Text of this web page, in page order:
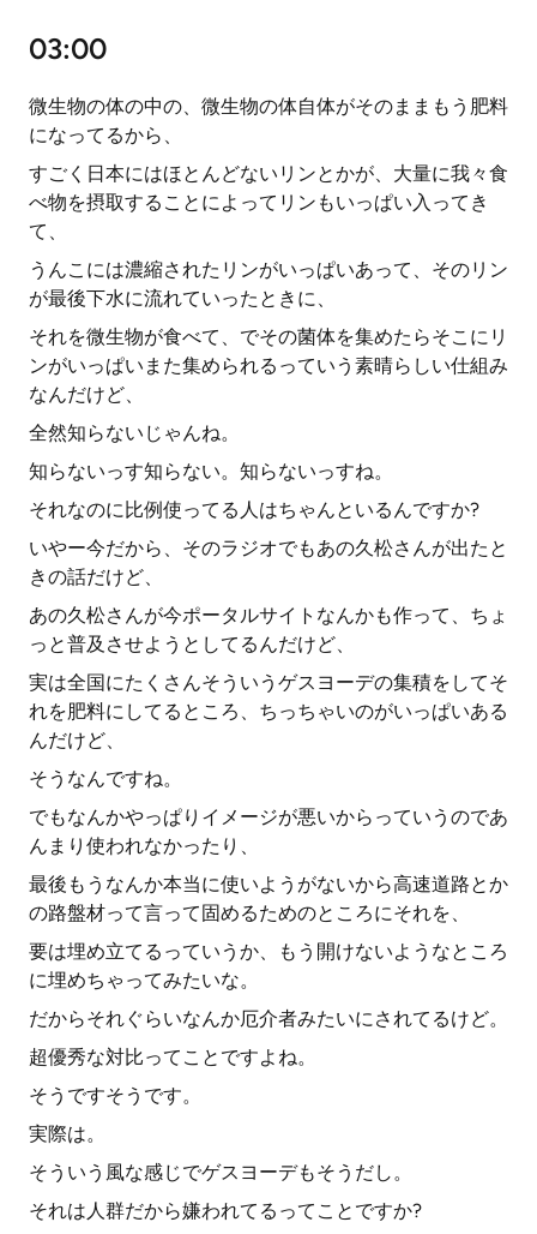
03:00
微生物の体の中の、微生物の体自体がそのままもう肥料
になってるから、
すごく日本にはほとんどないリンとかが、大量に我々食
べ物を摂取することによってリンもいっぱい入ってき
て、
うんこには濃縮されたリンがいっぱいあって、そのリン
が最後下水に流れていったときに、
それを微生物が食べて、でその菌体を集めたらそこにリ
ンがいっぱいまた集められるっていう素晴らしい仕組み
なんだけど、
全然知らないじゃんね。
知らないっす知らない。知らないっすね。
それなのに比例使ってる人はちゃんといるんですか?
いやー今だから、そのラジオでもあの久松さんが出たと
きの話だけど、
あの久松さんが今ポータルサイトなんかも作って、ちょ
っと普及させようとしてるんだけど、
実は全国にたくさんそういうゲスヨーデの集積をしてそ
れを肥料にしてるところ、ちっちゃいのがいっぱいある
んだけど、
そうなんですね。
でもなんかやっぱりイメージが悪いからっていうのであ
んまり使われなかったり、
最後もうなんか本当に使いようがないから高速道路とか
の路盤材って言って固めるためのところにそれを、
要は埋め立てるっていうか、もう開けないようなところ
に埋めちゃってみたいな。
だからそれぐらいなんか厄介者みたいにされてるけど。
超優秀な対比ってことですよね。
そうですそうです。
実際は。
そういう風な感じでゲスヨーデもそうだし。
それは人群だから嫌われてるってことですか?